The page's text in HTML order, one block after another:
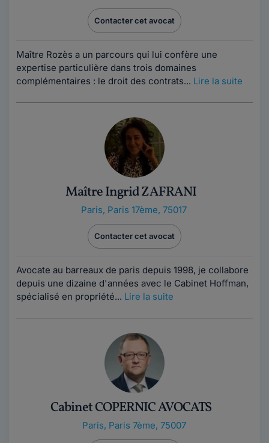
Contacter cet avocat
Maître Rozès a un parcours qui lui confère une
expertise particulière dans trois domaines
complémentaires : le droit des contrats... Lire la suite
Maître Ingrid ZAFRANI
Paris, Paris 17ème, 75017
Contacter cet avocat
Avocate au barreaux de paris depuis 1998, je collabore
depuis une dizaine d'années avec le Cabinet Hoffman,
spécialisé en propriété... Lire la suite
Cabinet COPERNIC AVOCATS
Paris, Paris 7ème, 75007